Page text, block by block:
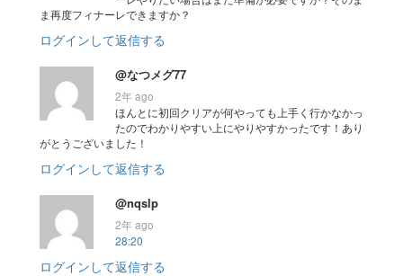
ま再度フィナーレできますか？
ログインして返信する
@なつメグ77
2年 ago
ほんとに初回クリアが何やっても上手く行かなかっ
たのでわかりやすい上にやりやすかったです！あり
がとうございました！
ログインして返信する
@nqslp
2年 ago
28:20
ログインして返信する